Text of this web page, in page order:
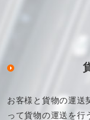
お客様と貨物の運送
って貨物の運送を行